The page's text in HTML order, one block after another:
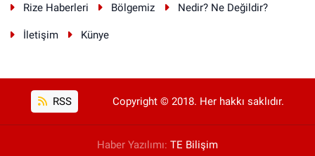
Rize Haberleri Bölgemiz Nedir? Ne Değildir?
İletişim Künye
RSS Copyright © 2018. Her hakkı saklıdır.
Haber Yazılımı: TE Bilişim